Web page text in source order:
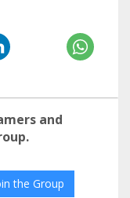
and
the Group